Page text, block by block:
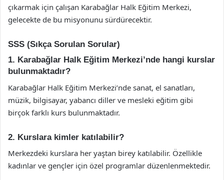
çıkarmak için çalışan Karabağlar Halk Eğitim Merkezi,
gelecekte de bu misyonunu sürdürecektir.
SSS (Sıkça Sorulan Sorular)
1. Karabağlar Halk Eğitim Merkezi’nde hangi kurslar
bulunmaktadır?
Karabağlar Halk Eğitim Merkezi’nde sanat, el sanatları,
müzik, bilgisayar, yabancı diller ve mesleki eğitim gibi
birçok farklı kurs bulunmaktadır.
2. Kurslara kimler katılabilir?
Merkezdeki kurslara her yaştan birey katılabilir. Özellikle
kadınlar ve gençler için özel programlar düzenlenmektedir.